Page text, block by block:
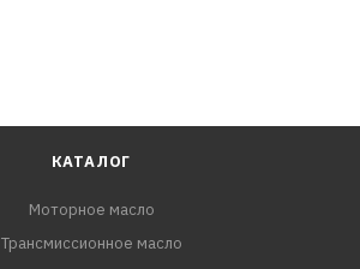
КАТАЛОГ
Моторное масло
Трансмиссионное масло